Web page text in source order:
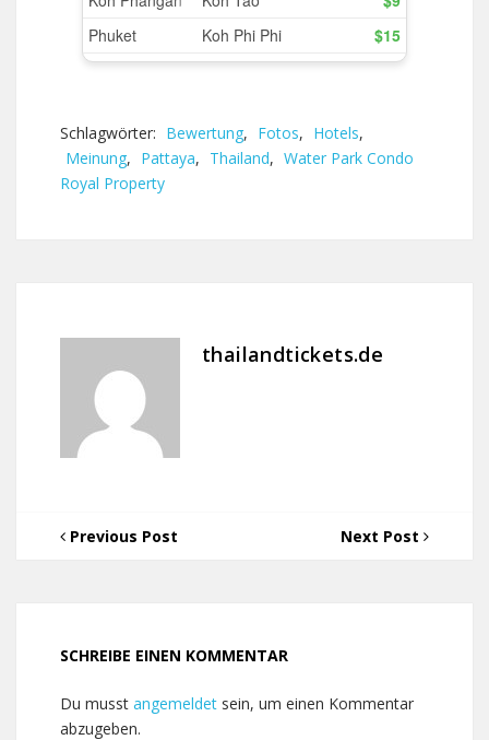
Schlagwörter: Bewertung, Fotos, Hotels,
Meinung, Pattaya, Thailand, Water Park Condo
Royal Property
thailandtickets.de
Previous Post Next Post
SCHREIBE EINEN KOMMENTAR
Du musst angemeldet sein, um einen Kommentar
abzugeben.